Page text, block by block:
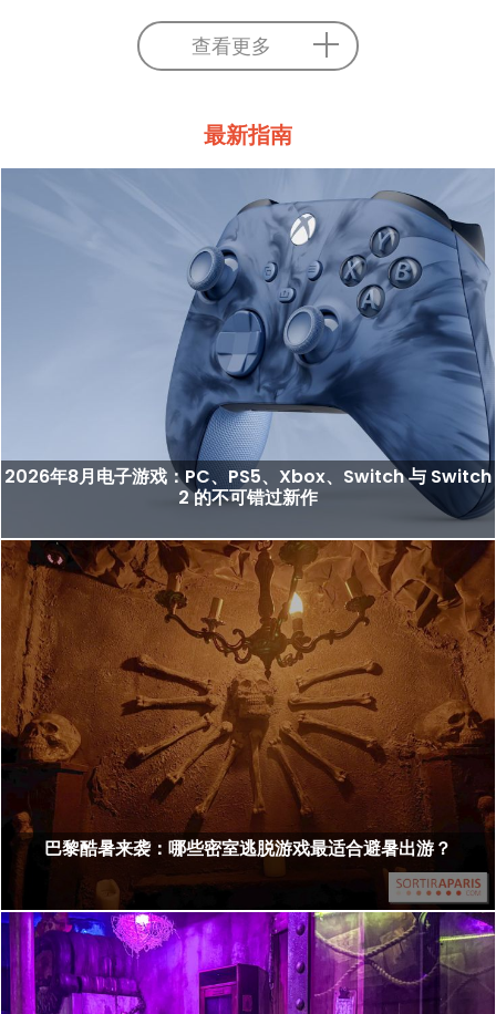
查看更多
最新指南
2026年8月电子游戏：PC、PS5、Xbox、Switch 与 Switch
2 的不可错过新作
巴黎酷暑来袭：哪些密室逃脱游戏最适合避暑出游？